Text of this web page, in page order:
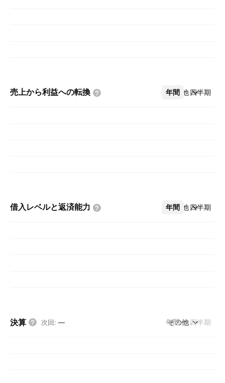
売上から利益への転換 年間 四半期
その他
借入レベルと返済能力 年間 四半期
その他
決算 次回: — 年間 四半期
その他